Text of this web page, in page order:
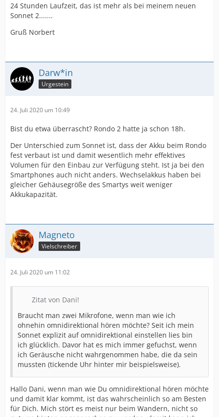
24 Stunden Laufzeit, das ist mehr als bei meinem neuen
Sonnet 2.......
Gruß Norbert
Darw*in
Urgestein
24. Juli 2020 um 10:49
Bist du etwa überrascht? Rondo 2 hatte ja schon 18h.
Der Unterschied zum Sonnet ist, dass der Akku beim Rondo
fest verbaut ist und damit wesentlich mehr effektives
Volumen für den Einbau zur Verfügung steht. Ist ja bei den
Smartphones auch nicht anders. Wechselakkus haben bei
gleicher Gehäusegröße des Smartys weit weniger
Akkukapazität.
Magneto
Vielschreiber
24. Juli 2020 um 11:02
Zitat von Dani!
Braucht man zwei Mikrofone, wenn man wie ich
ohnehin omnidirektional hören möchte? Seit ich mein
Sonnet explizit auf omnidirektional einstellen lies bin
ich glücklich. Davor hat es mich immer gefuchst, wenn
ich Geräusche nicht wahrgenommen habe, die da sein
mussten (tickende Uhr hinter mir beispielsweise).
Hallo Dani, wenn man wie Du omnidirektional hören möchte
und damit klar kommt, ist das wahrscheinlich so am Besten
für Dich. Mich stört es meist nur beim Wandern, nicht so